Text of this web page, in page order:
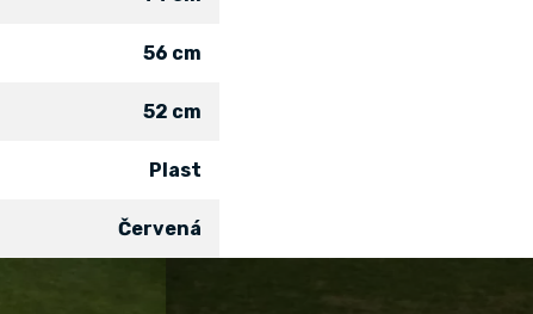
56 cm
52 cm
Plast
Červená